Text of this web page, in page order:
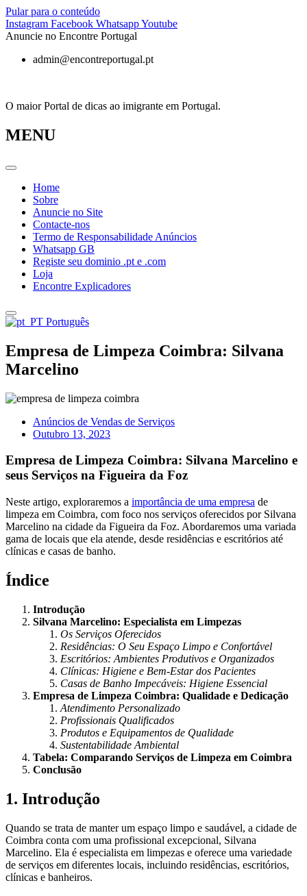
Pular para o conteúdo
Instagram Facebook WhatsappYoutube
Anuncie no Encontre Portugal
admin@encontreportugal.pt
O maior Portal de dicas ao imigrante em Portugal.
MENU
Home
Sobre
Anuncie no Site
Contacte-nos
Termo de Responsabilidade Anúncios
Whatsapp GB
Registe seu dominio .pt e .com
Loja
Encontre Explicadores
Português
Empresa de Limpeza Coimbra: Silvana
Marcelino
Anúncios de Vendas de Serviços
Outubro 13, 2023
Empresa de Limpeza Coimbra: Silvana Marcelino e
seus Serviços na Figueira da Foz
Neste artigo, exploraremos a importância de uma empresa de
limpeza em Coimbra, com foco nos serviços oferecidos por Silvana
Marcelino na cidade da Figueira da Foz. Abordaremos uma variada
gama de locais que ela atende, desde residências e escritórios até
clínicas e casas de banho.
Índice
Introdução
Silvana Marcelino: Especialista em Limpezas
Os Serviços Oferecidos
Residências: O Seu Espaço Limpo e Confortável
Escritórios: Ambientes Produtivos e Organizados
Clínicas: Higiene e Bem-Estar dos Pacientes
Casas de Banho Impecáveis: Higiene Essencial
Empresa de Limpeza Coimbra: Qualidade e Dedicação
Atendimento Personalizado
Profissionais Qualificados
Produtos e Equipamentos de Qualidade
Sustentabilidade Ambiental
Tabela: Comparando Serviços de Limpeza em Coimbra
Conclusão
1. Introdução
Quando se trata de manter um espaço limpo e saudável, a cidade de
Coimbra conta com uma profissional excepcional, Silvana
Marcelino. Ela é especialista em limpezas e oferece uma variedade
de serviços em diferentes locais, incluindo residências, escritórios,
clínicas e banheiros.